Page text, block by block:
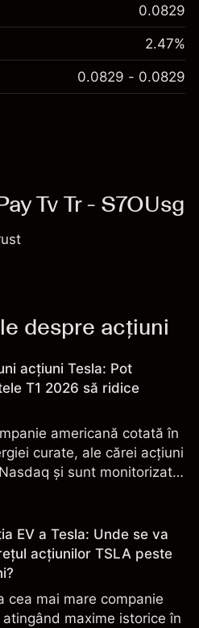
0.0829
2.47%
0.0829 - 0.0829
Tv Tr - S7OUsg
despre acțiuni
acțiuni Tesla: Pot
T1 2026 să ridice
americană cotată în
curate, ale cărei acțiuni
și sunt monitorizate
financiară, datele
EV a Tesla: Unde se va
acțiunilor TSLA peste
cea mai mare companie
maxime istorice în